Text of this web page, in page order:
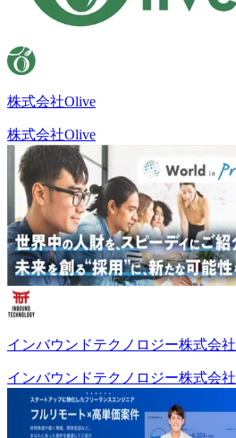
株式会社Olive
株式会社Olive
インバウンドテクノロジー株式会社
インバウンドテクノロジー株式会社